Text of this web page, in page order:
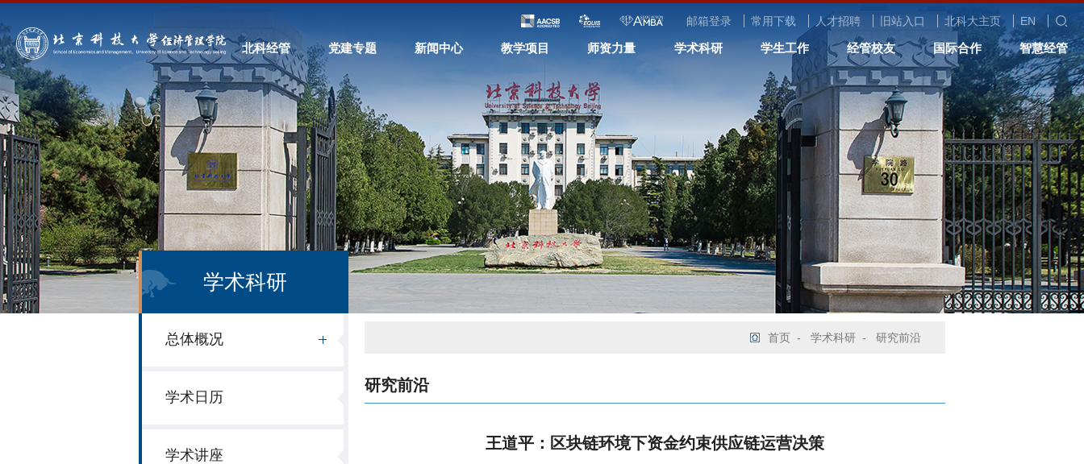
邮箱登录 常用下载 人才招聘 旧站入口 北科大主页 EN
北科经管 党建专题 新闻中心 教学项目 师资力量 学术科研 学生工作 经管校友 国际合作 智慧经管
学术科研
总体概况
学术日历
学术讲座
首页 - 学术科研 - 研究前沿
研究前沿
王道平：区块链环境下资金约束供应链运营决策